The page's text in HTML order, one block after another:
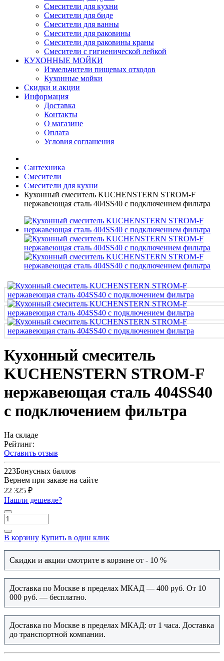
Смесители для кухни
Смесители для биде
Смесители для ванны
Смесители для раковины
Смесители для раковины краны
Смесители с гигиенической лейкой
КУХОННЫЕ МОЙКИ
Измельчители пищевых отходов
Кухонные мойки
Скидки и акции
Информация
Доставка
Контакты
О магазине
Оплата
Условия соглашения
Сантехника
Смесители
Смесители для кухни
Кухонный смеситель KUCHENSTERN STROM-F
нержавеющая сталь 404SS40 c подключением фильтра
Кухонный смеситель
KUCHENSTERN STROM-F
нержавеющая сталь 404SS40
c подключением фильтра
На складе
Рейтинг:
Оставить отзыв
223Бонусных баллов
Вернем при заказе на сайте
22 325 ₽
Нашли дешевле?
В корзину Купить в один клик
Скидки и акции смотрите в корзине от - 10 %
Доставка по Москве в пределах МКАД — 400 руб. От 10
000 руб. — бесплатно.
Доставка по Москве в пределах МКАД: от 1 часа. Доставка
до транспортной компании.